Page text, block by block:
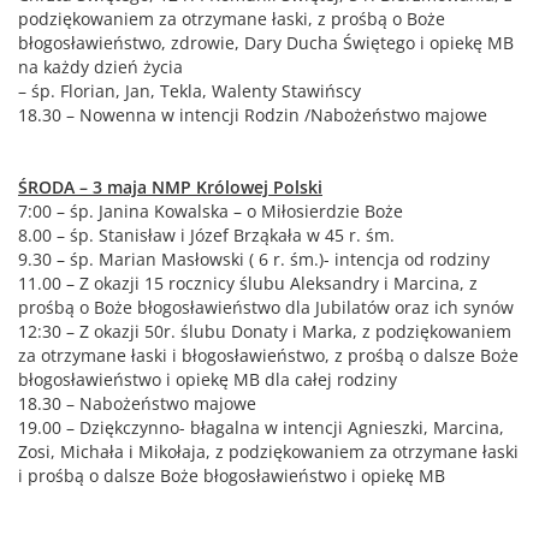
podziękowaniem za otrzymane łaski, z prośbą o Boże
błogosławieństwo, zdrowie, Dary Ducha Świętego i opiekę MB
na każdy dzień życia
– śp. Florian, Jan, Tekla, Walenty Stawińscy
18.30 – Nowenna w intencji Rodzin /Nabożeństwo majowe
ŚRODA – 3 maja NMP Królowej Polski
7:00 – śp. Janina Kowalska – o Miłosierdzie Boże
8.00 – śp. Stanisław i Józef Brząkała w 45 r. śm.
9.30 – śp. Marian Masłowski ( 6 r. śm.)- intencja od rodziny
11.00 – Z okazji 15 rocznicy ślubu Aleksandry i Marcina, z
prośbą o Boże błogosławieństwo dla Jubilatów oraz ich synów
12:30 – Z okazji 50r. ślubu Donaty i Marka, z podziękowaniem
za otrzymane łaski i błogosławieństwo, z prośbą o dalsze Boże
błogosławieństwo i opiekę MB dla całej rodziny
18.30 – Nabożeństwo majowe
19.00 – Dziękczynno- błagalna w intencji Agnieszki, Marcina,
Zosi, Michała i Mikołaja, z podziękowaniem za otrzymane łaski
i prośbą o dalsze Boże błogosławieństwo i opiekę MB